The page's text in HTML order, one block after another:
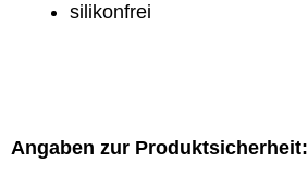
silikonfrei
Angaben zur Produktsicherheit: